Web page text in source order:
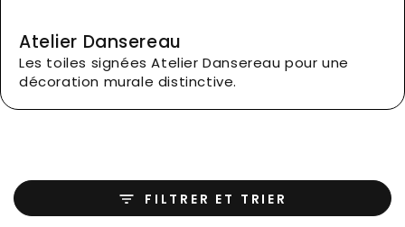
Atelier Dansereau
Les toiles signées Atelier Dansereau pour une
décoration murale distinctive.
FILTRER ET TRIER